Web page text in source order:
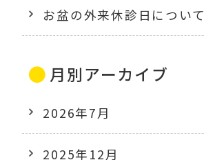
お盆の外来休診日について
月別アーカイブ
2026年7月
2025年12月